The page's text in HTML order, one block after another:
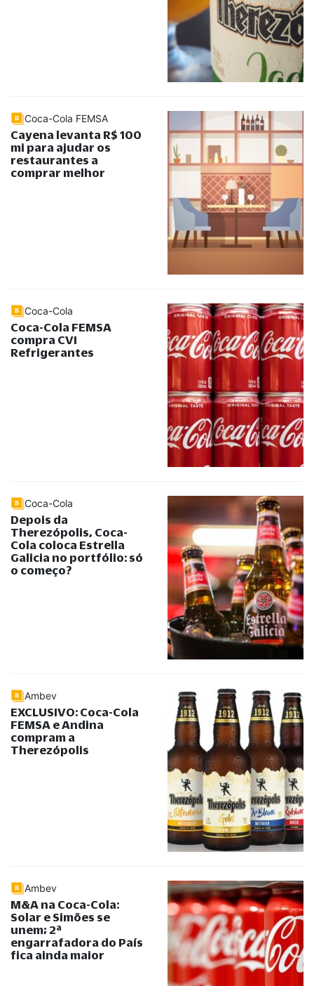
Coca-Cola FEMSA
Cayena levanta R$ 100
mi para ajudar os
restaurantes a
comprar melhor
Coca-Cola
Coca-Cola FEMSA
compra CVI
Refrigerantes
Coca-Cola
Depois da
Therezópolis, Coca-
Cola coloca Estrella
Galicia no portfólio: só
o começo?
Ambev
EXCLUSIVO: Coca-Cola
FEMSA e Andina
compram a
Therezópolis
Ambev
M&A na Coca-Cola:
Solar e Simões se
unem; 2ª
engarrafadora do País
fica ainda maior